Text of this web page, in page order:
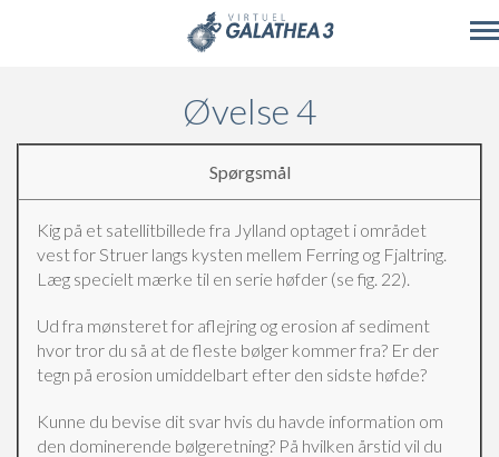
Øvelse 4
Spørgsmål
Kig på et satellitbillede fra Jylland optaget i området
vest for Struer langs kysten mellem Ferring og Fjaltring.
Læg specielt mærke til en serie høfder (se fig. 22).
Ud fra mønsteret for aflejring og erosion af sediment
hvor tror du så at de fleste bølger kommer fra? Er der
tegn på erosion umiddelbart efter den sidste høfde?
Kunne du bevise dit svar hvis du havde information om
den dominerende bølgeretning? På hvilken årstid vil du